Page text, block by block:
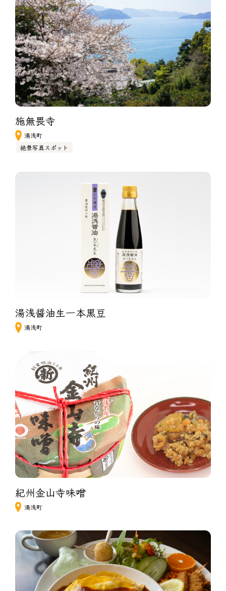
施無畏寺
湯浅町
絶景写真スポット
湯浅醤油生一本黒豆
湯浅町
紀州金山寺味噌
湯浅町